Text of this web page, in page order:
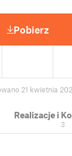
Pobierz
21 kwietnia
Realizacje i
3